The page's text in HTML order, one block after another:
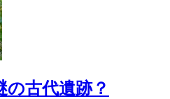
の古代遺跡？